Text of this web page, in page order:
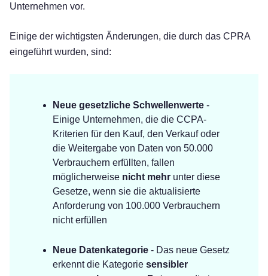
Kostenlos testen!
Unternehmen vor.
Einige der wichtigsten Änderungen, die durch das CPRA
eingeführt wurden, sind:
Neue gesetzliche Schwellenwerte -
Einige Unternehmen, die die CCPA-
Kriterien für den Kauf, den Verkauf oder
die Weitergabe von Daten von 50.000
Verbrauchern erfüllten, fallen
möglicherweise nicht mehr unter diese
Gesetze, wenn sie die aktualisierte
Anforderung von 100.000 Verbrauchern
nicht erfüllen
Neue Datenkategorie - Das neue Gesetz
erkennt die Kategorie sensibler